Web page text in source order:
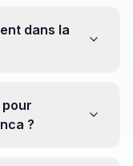
plutôt vers les
de meilleurs
dans la
surprises.
?